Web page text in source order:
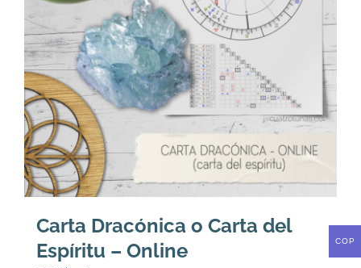
Carta Dracónica o Carta del
Espíritu – Online
COP